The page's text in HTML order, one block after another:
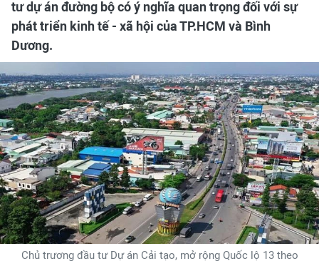
tư dự án đường bộ có ý nghĩa quan trọng đối với sự
phát triển kinh tế - xã hội của TP.HCM và Bình
Dương.
Chủ trương đầu tư Dự án Cải tạo, mở rộng Quốc lộ 13 theo